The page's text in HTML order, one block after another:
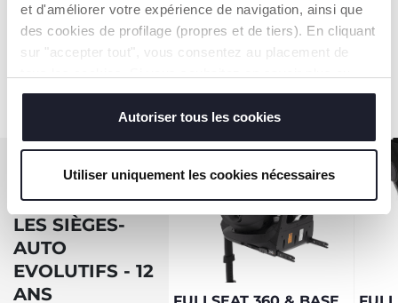
et d'améliorer votre expérience de navigation, ainsi que
des cookies de profilage (propres et de tiers). En cliquant
sur "accepter tout", vous consentez au placement de
modifier ou révoquer le consentement de tous les
cookies ou de certains d'entre eux, cliquez sur "afficher
les détails". En fermant cette bannière, vous consentez à
sont indispensables pour profiter du service demandé.
Autoriser tous les cookies
Utiliser uniquement les cookies nécessaires
EN SAVOIR PLUS
COMPARER
LES SIÈGES-
AUTO
EVOLUTIFS - 12
ANS